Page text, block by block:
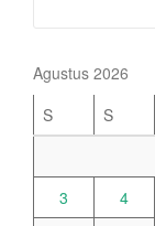
Agustus 2026
S
S
3
4